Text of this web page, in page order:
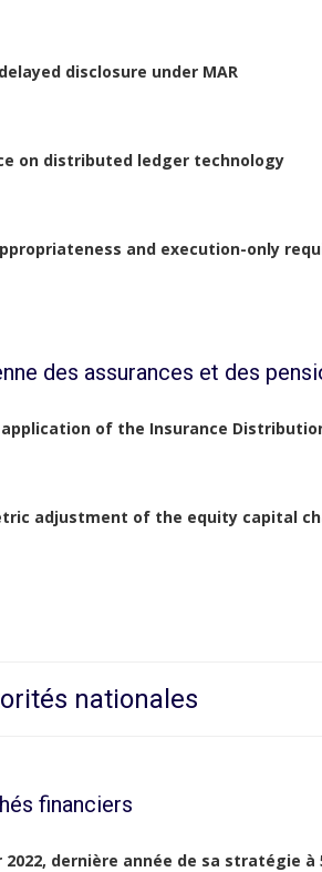
disclosure under MAR
on distributed ledger technology
and execution-only
des assurances et des
of the Insurance
adjustment of the equity capital
nationales
financiers
2022, dernière année de sa stratégie à